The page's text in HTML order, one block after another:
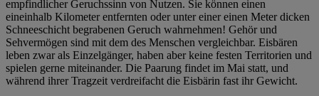
empfindlicher Geruchssinn von Nutzen. Sie können einen
eineinhalb Kilometer entfernten oder unter einer einen Meter dicken
Schneeschicht begrabenen Geruch wahrnehmen! Gehör und
Sehvermögen sind mit dem des Menschen vergleichbar. Eisbären
leben zwar als Einzelgänger, haben aber keine festen Territorien und
spielen gerne miteinander. Die Paarung findet im Mai statt, und
während ihrer Tragzeit verdreifacht die Eisbärin fast ihr Gewicht.